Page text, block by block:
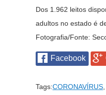
Dos 1.962 leitos
adultos no estado é
Fotografia/Fonte:
Facebook
Tags:CORONAVÍRUS